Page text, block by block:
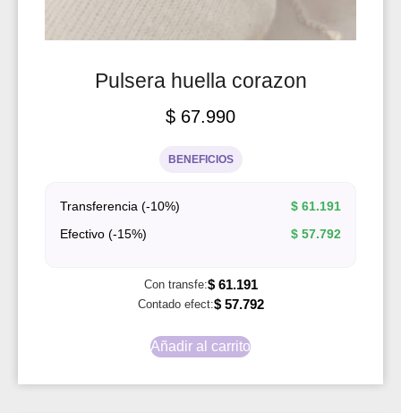
Pulsera huella corazon
$ 67.990
BENEFICIOS
Transferencia (-10%) $ 61.191
Efectivo (-15%)
$ 57.792
Con transfe:$61.191
Contado efect:$57.792
Añadir al carrito